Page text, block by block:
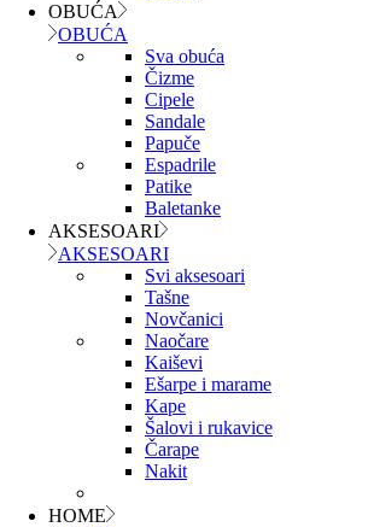
OBUĆA
OBUĆA
Sva obuća
Čizme
Cipele
Sandale
Papuče
Espadrile
Patike
Baletanke
AKSESOARI
AKSESOARI
Svi aksesoari
Tašne
Novčanici
Naočare
Kaiševi
Ešarpe i marame
Kape
Šalovi i rukavice
Čarape
Nakit
HOME